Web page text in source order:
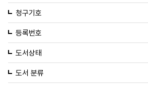
청구기호
등록번호
도서상태
도서 분류